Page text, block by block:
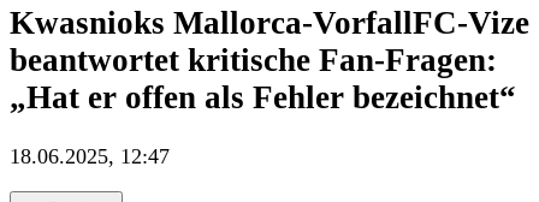
Kwasnioks Mallorca-VorfallFC-Vize
beantwortet kritische Fan-Fragen:
„Hat er offen als Fehler bezeichnet“
18.06.2025, 12:47